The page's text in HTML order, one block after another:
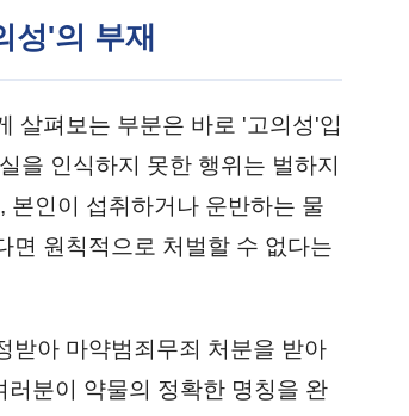
성'의 부재
살펴보는 부분은 바로 '고의성'입
을 인식하지 못한 행위는 벌하지
본인이 섭취하거나 운반하는 물
면 원칙적으로 처벌할 수 없다는
받아 마약범죄무죄 처분을 받아
분이 약물의 정확한 명칭을 완